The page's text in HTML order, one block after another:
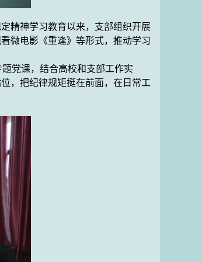
精神学习教育以来，支部组织开展
微电影《重逢》等形式，推动学习
题党课，结合高校和支部工作实
，把纪律规矩挺在前面，在日常工